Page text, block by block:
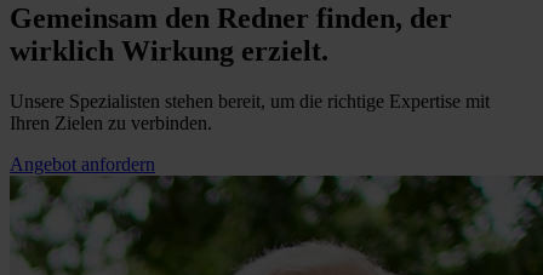
Gemeinsam den Redner finden, der
wirklich Wirkung erzielt.
Unsere Spezialisten stehen bereit, um die richtige Expertise mit
Ihren Zielen zu verbinden.
Angebot anfordern